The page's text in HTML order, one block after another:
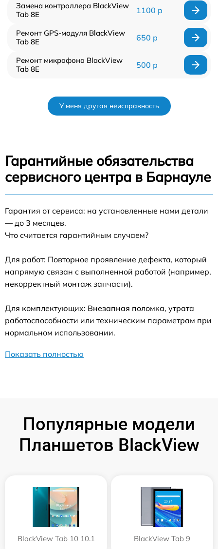
Замена контроллера BlackView
Tab 8E
1100 р
Ремонт GPS-модуля BlackView
Tab 8E
650 р
Ремонт микрофона BlackView
Tab 8E
500 р
У меня другая неисправность
Гарантийные обязательства
сервисного центра в Барнауле
Гарантия от сервиса: на установленные нами детали
— до 3 месяцев.
Что считается гарантийным случаем?
Для работ: Повторное проявление дефекта, который
напрямую связан с выполненной работой (например,
некорректный монтаж запчасти).
Для комплектующих: Внезапная поломка, утрата
работоспособности или техническим параметрам при
нормальном использовании.
Показать полностью
Популярные модели
Планшетов BlackView
BlackView Tab 10 10.1 BlackView Tab 9